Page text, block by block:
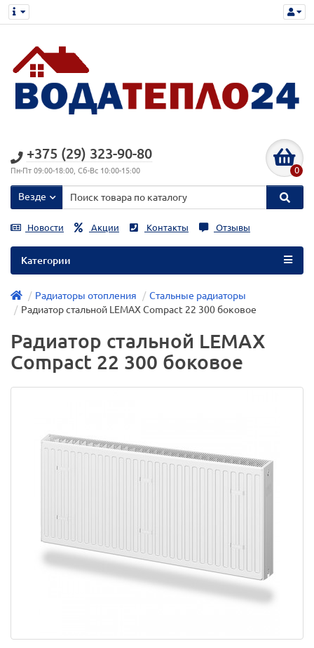
+375 (29) 323-90-80
Пн-Пт 09:00-18:00, Сб-Вс 10:00-15:00 0
Везде
Новости Акции Контакты Отзывы
Категории
Радиаторы отопления
Стальные радиаторы
Радиатор стальной LEMAX Compact 22 300 боковое
Радиатор стальной LEMAX
Compact 22 300 боковое